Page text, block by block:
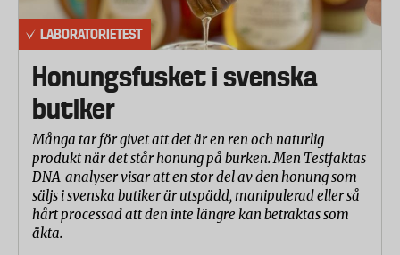
LABORATORIETEST
Honungsfusket i svenska
butiker
Många tar för givet att det är en ren och naturlig
produkt när det står honung på burken. Men Testfaktas
DNA-analyser visar att en stor del av den honung som
säljs i svenska butiker är utspädd, manipulerad eller så
hårt processad att den inte längre kan betraktas som
äkta.